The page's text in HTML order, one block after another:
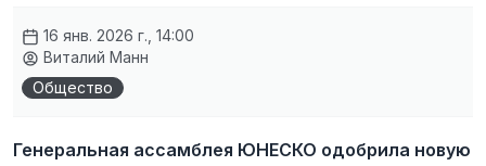
16 янв. 2026 г., 14:00
Виталий Манн
Общество
Генеральная ассамблея ЮНЕСКО одобрила новую